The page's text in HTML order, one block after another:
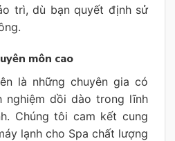
trì, dù bạn quyết định sử
môn cao
là những chuyên gia có
nghiệm dồi dào trong lĩnh
Chúng tôi cam kết cung
lạnh cho Spa chất lượng